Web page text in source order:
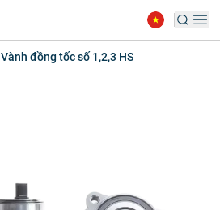
Vành đồng tốc số 1,2,3 HS